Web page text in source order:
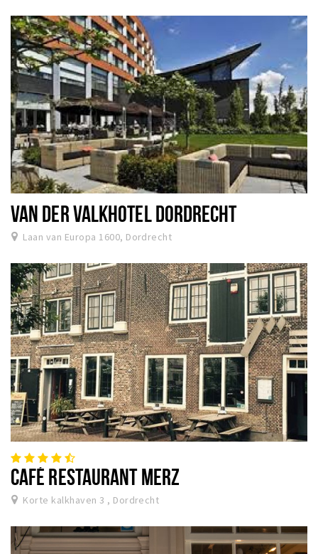
VAN DER VALKHOTEL DORDRECHT
Laan van Europa 1600, Dordrecht
CAFÉ RESTAURANT MERZ
Korte kalkhaven 3 , Dordrecht